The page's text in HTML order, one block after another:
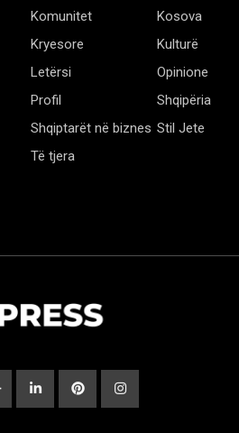
Komunitet
Kosova
Kryesore
Kulturë
Letërsi
Opinione
Profil
Shqipëria
Shqiptarët në biznes Stil Jete
Të tjera